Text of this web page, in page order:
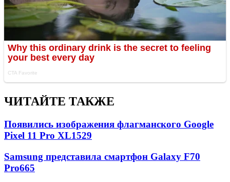
ЧИТАЙТЕ ТАКЖЕ
Появились изображения флагманского Google
Pixel 11 Pro XL1529
Samsung представила смартфон Galaxy F70
Pro665